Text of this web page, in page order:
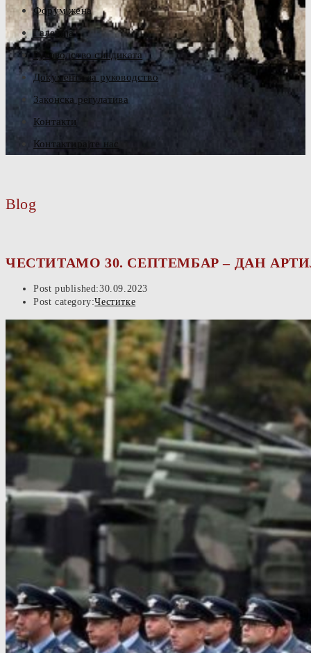
Форум жена
Галерија
Руководство синдиката
Документа за руководство
Законска регулатива
Контакти
Контактирајте нас
Blog
ЧЕСТИТАМО 30. СЕПТЕМБАР – ДАН
Post published:30.09.2023
Post category:Честитке